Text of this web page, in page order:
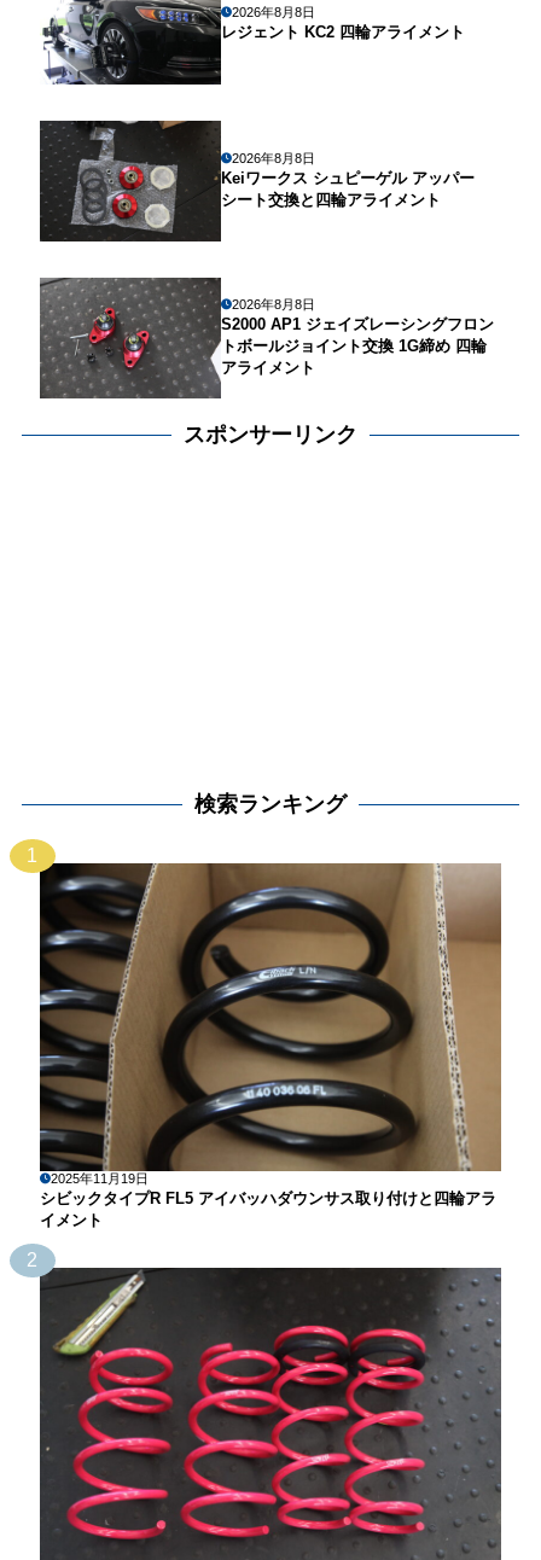
2026年8月8日
レジェント KC2 四輪アライメント
2026年8月8日
Keiワークス シュピーゲル アッパー
シート交換と四輪アライメント
2026年8月8日
S2000 AP1 ジェイズレーシングフロン
トボールジョイント交換 1G締め 四輪
アライメント
スポンサーリンク
検索ランキング
1
2025年11月19日
シビックタイプR FL5 アイバッハダウンサス取り付けと四輪アラ
イメント
2